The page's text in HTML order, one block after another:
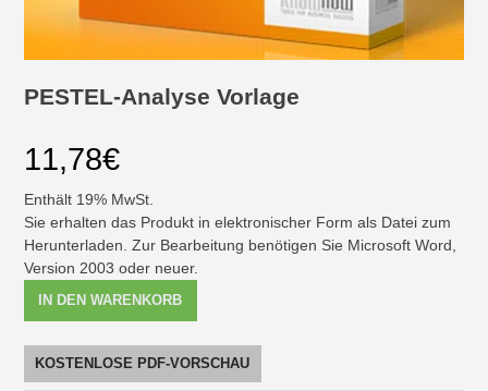
PESTEL-Analyse Vorlage
11,78€
Enthält 19% MwSt.
Sie erhalten das Produkt in elektronischer Form als Datei zum
Herunterladen. Zur Bearbeitung benötigen Sie Microsoft Word,
Version 2003 oder neuer.
[Digital]
Menge
IN DEN WARENKORB
KOSTENLOSE PDF-VORSCHAU